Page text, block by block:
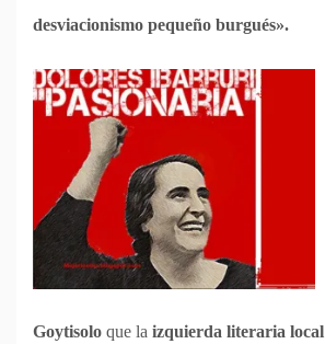
desviacionismo pequeño burgués».
Goytisolo que la izquierda literaria local